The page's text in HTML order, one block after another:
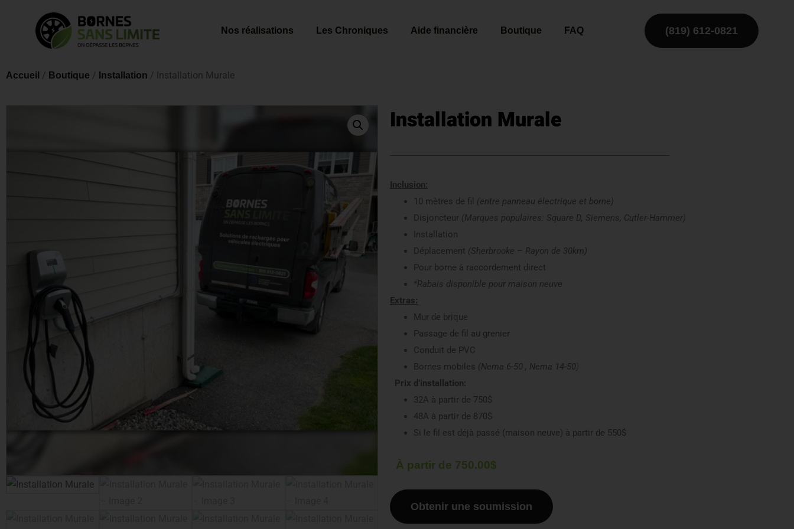
Nos réalisations Les Chroniques Aide financière Boutique FAQ (819) 612-0821
Accueil / Boutique / Installation / Installation Murale
Installation Murale
Inclusion:
10 mètres de fil (entre panneau électrique et borne)
Disjoncteur (Marques populaires: Square D, Siemens, Cutler-Hammer)
Installation
Déplacement (Sherbrooke – Rayon de 30km)
Pour borne à raccordement direct
*Rabais disponible pour maison neuve
Extras:
Mur de brique
Passage de fil au grenier
Conduit de PVC
Bornes mobiles (Nema 6-50 , Nema 14-50)
Prix d’installation:
32A à partir de 750$
48A à partir de 870$
Si le fil est déjà passé (maison neuve) à partir de 550$
À partir de 750.00$
Obtenir une soumission